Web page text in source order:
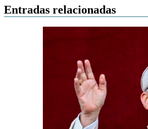
Entradas relacionadas